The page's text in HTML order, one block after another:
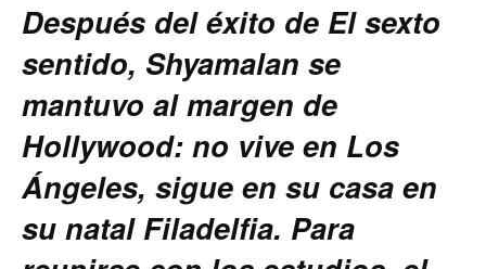
Después del éxito de El sexto
sentido, Shyamalan se
mantuvo al margen de
Hollywood: no vive en Los
Ángeles, sigue en su casa en
su natal Filadelfia. Para